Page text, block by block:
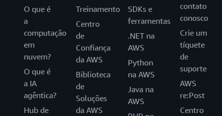
O que é
a
computação
em
nuvem?
O que é
a IA
agêntica?
Hub de
Treinamento
Centro
de
Confiança
da AWS
Biblioteca
de
Soluções
da AWS
SDKs e
ferramentas
.NET na
AWS
Python
na AWS
Java na
AWS
contato
conosco
Crie um
tíquete
de
suporte
AWS
re:Post
Centro